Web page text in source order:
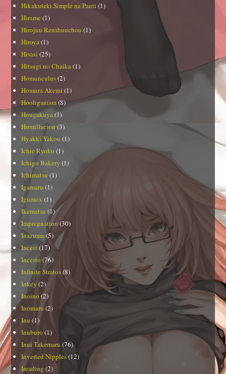
Hikakuteki Simple na Panti (1)
Hirame (1)
Hirojuu Renshuuchou (1)
Hiroya(1)
Hisasi (25)
Hitsugi no Chaika(1)
Homunculus(2)
Homura Akemi (1)
Hooliganism(8)
Hougakuya(1)
Humillacion (3)
Hyakki Yakou (1)
Ichie Ryoko (1)
Ichigo Bakery (1)
Ichimatsu (1)
Igamaru (1)
Igumox (1)
Ikematsu (1)
Impregnation (30)
Inazuma(5)
Incest (17)
Incesto (76)
Infinite Stratos(8)
Inkey (2)
Inoino (2)
Inomaru(2)
Inu (1)
Inuburo (1)
Inui Takemaru (76)
Inverted Nipples(12)
Ireading (2)